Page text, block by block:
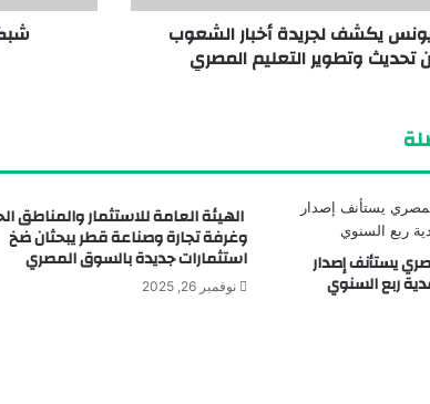
يونس يكشف لجريدة أخبار الشعوب
وتطوير التعليم المصري
يستأنف إصدار
ربع السنوي
الهيئة العامة للاستثمار والمناطق
وغرفة تجارة وصناعة قطر يبحثان ضخ
استثمارات جديدة بالسوق المصري
نوفمبر 26, 2025